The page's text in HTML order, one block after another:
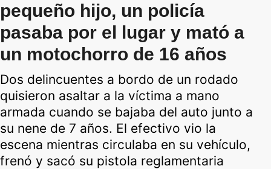
pequeño hijo, un policía
pasaba por el lugar y mató a
un motochorro de 16 años
Dos delincuentes a bordo de un rodado
quisieron asaltar a la víctima a mano
armada cuando se bajaba del auto junto a
su nene de 7 años. El efectivo vio la
escena mientras circulaba en su vehículo,
frenó y sacó su pistola reglamentaria